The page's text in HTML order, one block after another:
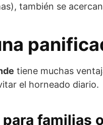
también se
tiene muchas
el horneado diario.
familias